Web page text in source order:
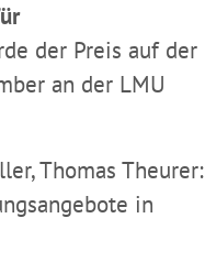
der Preis auf der
an der LMU
Thomas Theurer:
in